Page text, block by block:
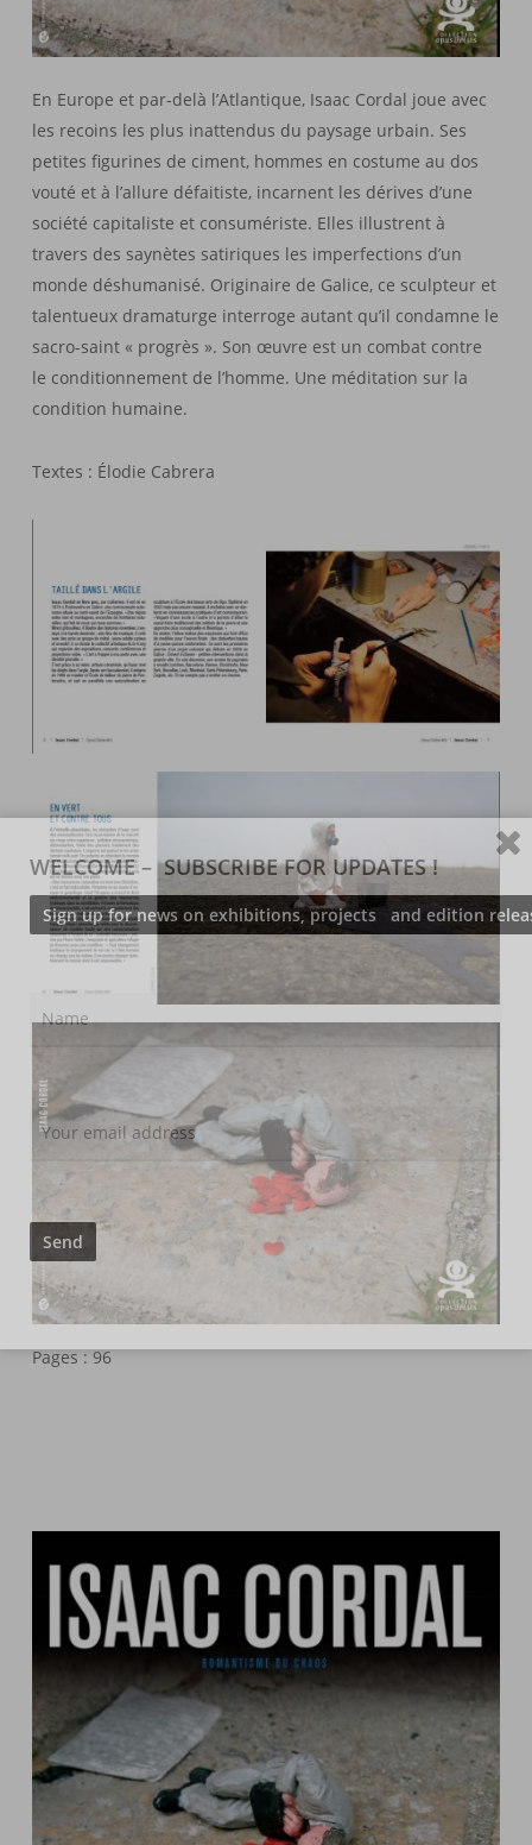
En Europe et par-delà l’Atlantique, Isaac Cordal joue avec
les recoins les plus inattendus du paysage urbain. Ses
petites figurines de ciment, hommes en costume au dos
vouté et à l’allure défaitiste, incarnent les dérives d’une
société capitaliste et consumériste. Elles illustrent à
travers des saynètes satiriques les imperfections d’un
monde déshumanisé. Originaire de Galice, ce sculpteur et
talentueux dramaturge interroge autant qu’il condamne le
sacro-saint « progrès ». Son œuvre est un combat contre
le conditionnement de l’homme. Une méditation sur la
condition humaine.
Textes : Élodie Cabrera
Pages : 96
WELCOME – SUBSCRIBE FOR UPDATES !